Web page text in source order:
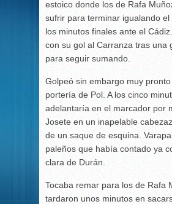
estoico donde los de Rafa
sufrir para terminar igualando el
los minutos finales ante el
con su gol al Carranza tras una
para seguir sumando.
Golpeó sin embargo muy
portería de Pol. A los cinco
adelantaría en el marcador por
Josete en un inapelable
de un saque de esquina.
paleños que había contado ya
clara de Durán.
Tocaba remar para los de Rafa
tardaron unos minutos en